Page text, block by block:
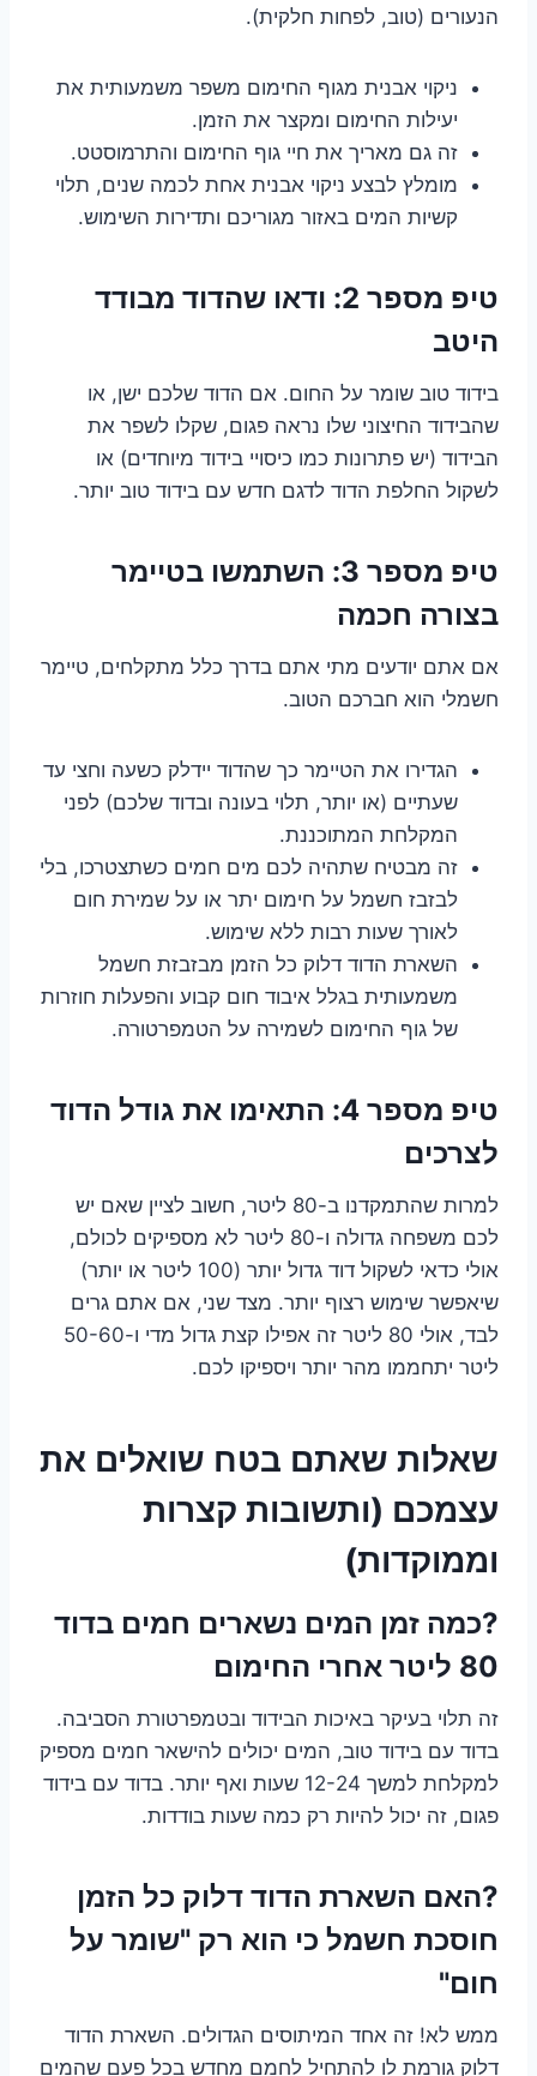
הנעורים (טוב, לפחות חלקית).
ניקוי אבנית מגוף החימום משפר משמעותית את
יעילות החימום ומקצר את הזמן.
זה גם מאריך את חיי גוף החימום והתרמוסטט.
מומלץ לבצע ניקוי אבנית אחת לכמה שנים, תלוי
קשיות המים באזור מגוריכם ותדירות השימוש.
טיפ מספר 2: ודאו שהדוד מבודד
היטב
בידוד טוב שומר על החום. אם הדוד שלכם ישן, או
שהבידוד החיצוני שלו נראה פגום, שקלו לשפר את
הבידוד (יש פתרונות כמו כיסויי בידוד מיוחדים) או
לשקול החלפת הדוד לדגם חדש עם בידוד טוב יותר.
טיפ מספר 3: השתמשו בטיימר
בצורה חכמה
אם אתם יודעים מתי אתם בדרך כלל מתקלחים, טיימר
חשמלי הוא חברכם הטוב.
הגדירו את הטיימר כך שהדוד יידלק כשעה וחצי עד
שעתיים (או יותר, תלוי בעונה ובדוד שלכם) לפני
המקלחת המתוכננת.
זה מבטיח שתהיה לכם מים חמים כשתצטרכו, בלי
לבזבז חשמל על חימום יתר או על שמירת חום
לאורך שעות רבות ללא שימוש.
השארת הדוד דלוק כל הזמן מבזבזת חשמל
משמעותית בגלל איבוד חום קבוע והפעלות חוזרות
של גוף החימום לשמירה על הטמפרטורה.
טיפ מספר 4: התאימו את גודל הדוד
לצרכים
למרות שהתמקדנו ב-80 ליטר, חשוב לציין שאם יש
לכם משפחה גדולה ו-80 ליטר לא מספיקים לכולם,
אולי כדאי לשקול דוד גדול יותר (100 ליטר או יותר)
שיאפשר שימוש רצוף יותר. מצד שני, אם אתם גרים
לבד, אולי 80 ליטר זה אפילו קצת גדול מדי ו-50-60
ליטר יתחממו מהר יותר ויספיקו לכם.
שאלות שאתם בטח שואלים את
עצמכם (ותשובות קצרות
וממוקדות)
?כמה זמן המים נשארים חמים בדוד
80 ליטר אחרי החימום
זה תלוי בעיקר באיכות הבידוד ובטמפרטורת הסביבה.
בדוד עם בידוד טוב, המים יכולים להישאר חמים מספיק
למקלחת למשך 12-24 שעות ואף יותר. בדוד עם בידוד
פגום, זה יכול להיות רק כמה שעות בודדות.
?האם השארת הדוד דלוק כל הזמן
חוסכת חשמל כי הוא רק "שומר על
חום"
ממש לא! זה אחד המיתוסים הגדולים. השארת הדוד
דלוק גורמת לו להתחיל לחמם מחדש בכל פעם שהמים